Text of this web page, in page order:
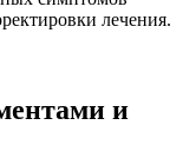
лечения.
и